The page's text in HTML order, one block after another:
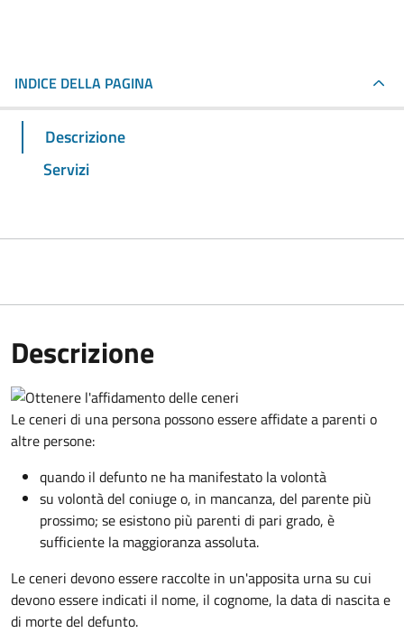
INDICE DELLA PAGINA
Descrizione
Servizi
Descrizione
Le ceneri di una persona possono essere affidate a parenti o
altre persone:
quando il defunto ne ha manifestato la volontà
su volontà del coniuge o, in mancanza, del parente più
prossimo; se esistono più parenti di pari grado, è
sufficiente la maggioranza assoluta.
Le ceneri devono essere raccolte in un'apposita urna su cui
devono essere indicati il nome, il cognome, la data di nascita e
di morte del defunto.